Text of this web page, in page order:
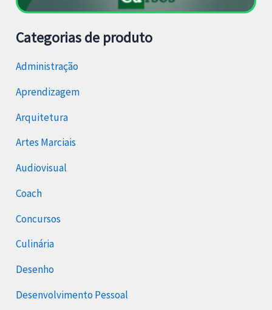
Categorias de produto
Administração
Aprendizagem
Arquitetura
Artes Marciais
Audiovisual
Coach
Concursos
Culinária
Desenho
Desenvolvimento Pessoal